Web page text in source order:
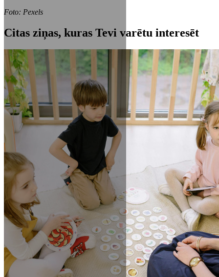
Foto: Pexels
Citas ziņas, kuras Tevi varētu interesēt